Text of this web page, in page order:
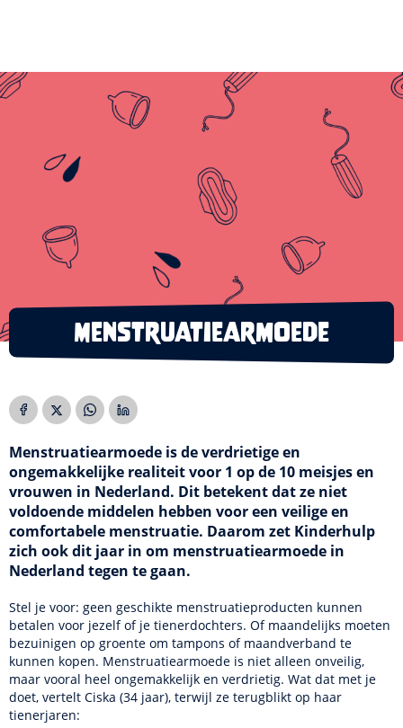
Menstruatiearmoede
Menstruatiearmoede is de verdrietige en
ongemakkelijke realiteit voor 1 op de 10 meisjes en
vrouwen in Nederland. Dit betekent dat ze niet
voldoende middelen hebben voor een veilige en
comfortabele menstruatie. Daarom zet Kinderhulp
zich ook dit jaar in om menstruatiearmoede in
Nederland tegen te gaan.
Stel je voor: geen geschikte menstruatieproducten kunnen
betalen voor jezelf of je tienerdochters. Of maandelijks moeten
bezuinigen op groente om tampons of maandverband te
kunnen kopen. Menstruatiearmoede is niet alleen onveilig,
maar vooral heel ongemakkelijk en verdrietig. Wat dat met je
doet, vertelt Ciska (34 jaar), terwijl ze terugblikt op haar
tienerjaren: